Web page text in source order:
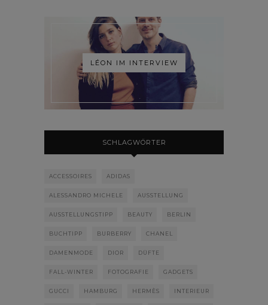
LÉON IM INTERVIEW
SCHLAGWÖRTER
ACCESSOIRES ADIDAS
ALESSANDRO MICHELE AUSSTELLUNG
AUSSTELLUNGSTIPP BEAUTY BERLIN
BUCHTIPP BURBERRY CHANEL
DAMENMODE DIOR DÜFTE
FALL-WINTER FOTOGRAFIE GADGETS
GUCCI HAMBURG HERMÈS INTERIEUR